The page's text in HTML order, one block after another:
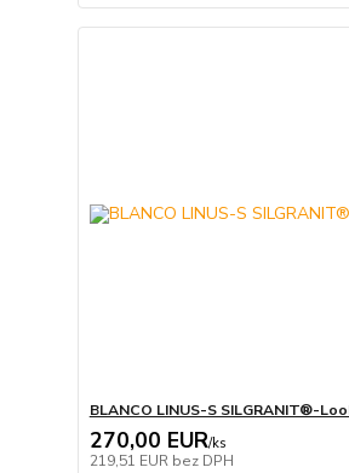
BLANCO LINUS-S SILGRANIT®-
270,00 EUR/ks
219,51 EUR bez DPH